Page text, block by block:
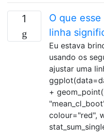
1
O que
linha
Eu estava
usando os
ajustar uma
+
colour="red",